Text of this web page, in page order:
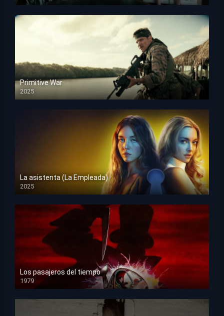
Primitive War
2025
HD 1080p
La asistenta (La Empleada)
2025
HD 1080p
Los pasajeros del tiempo
1979
HD 1080p